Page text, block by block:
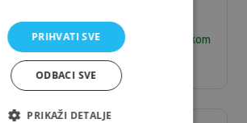
€ / kom
PRIHVATI SVE
ODBACI SVE
PRIKAŽI DETALJE